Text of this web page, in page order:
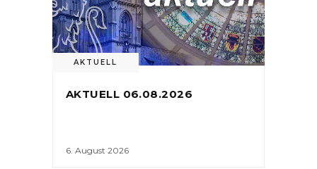
AKTUELL
AKTUELL 06.08.2026
6. August 2026